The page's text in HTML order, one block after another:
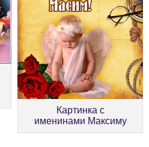
Картинка с
именинами Максиму